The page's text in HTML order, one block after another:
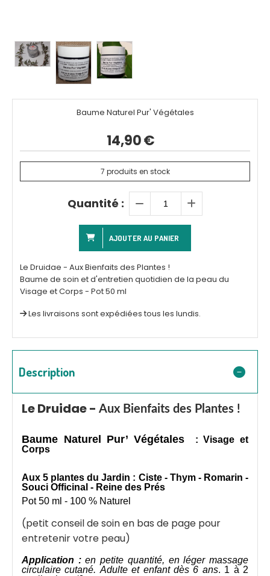
Baume Naturel Pur' Végétales
14,90€
7 produits en stock
Quantité :
AJOUTER AU PANIER
Le Druidae - Aux Bienfaits des Plantes !
Baume de soin et d'entretien quotidien de la peau du
Visage et Corps - Pot 50 ml
Les livraisons sont expédiées tous les lundis.
Description
Le Druidae - Aux Bienfaits des Plantes !
Baume Naturel Pur’ Végétales
: Visage et
Corps
Aux 5 plantes du Jardin : Ciste - Thym - Romarin -
Souci Officinal - Reine des Prés
Pot 50 ml - 100 % Naturel
(petit conseil de soin en bas de page pour
entretenir votre peau)
Application :en petite quantité, enlégermassage
circulairecutané. Adulte et enfant dès 6 ans. 1 à 2